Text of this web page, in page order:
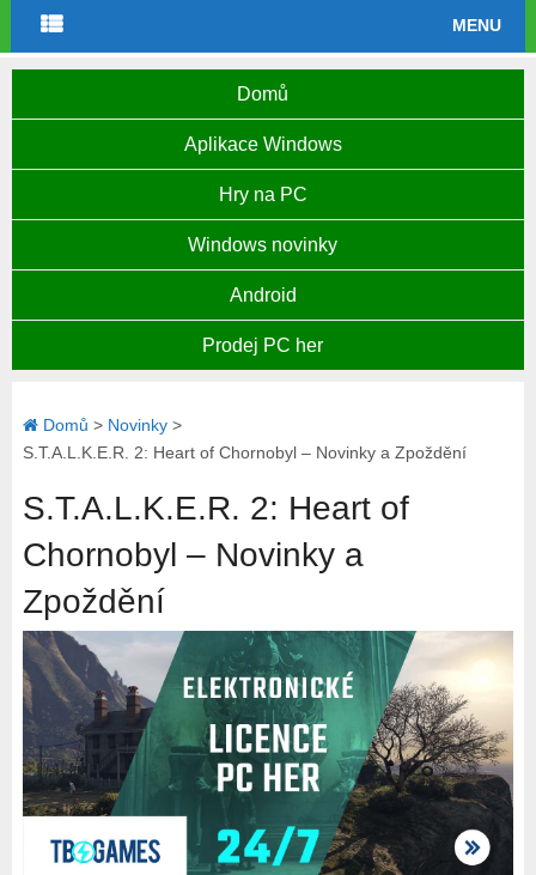
MENU
Domů
Aplikace Windows
Hry na PC
Windows novinky
Android
Prodej PC her
Domů > Novinky>
S.T.A.L.K.E.R. 2: Heart of Chornobyl – Novinky a Zpoždění
S.T.A.L.K.E.R. 2: Heart of
Chornobyl – Novinky a
Zpoždění